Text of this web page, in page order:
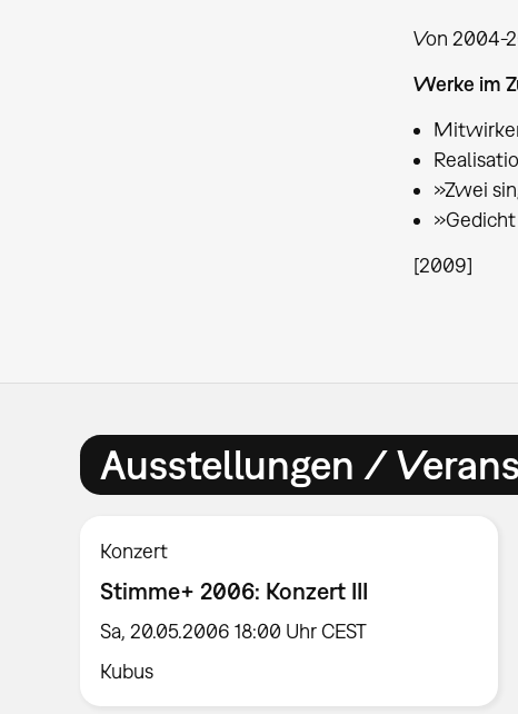
Von 2004-
Werke im
»Zwei
»Gedicht
[2009]
Ausstellungen /
Konzert
Stimme+ 2006: Konzert III
Sa, 20.05.2006 18:00 Uhr CEST
Kubus